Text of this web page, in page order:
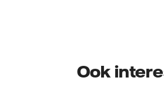
Ook